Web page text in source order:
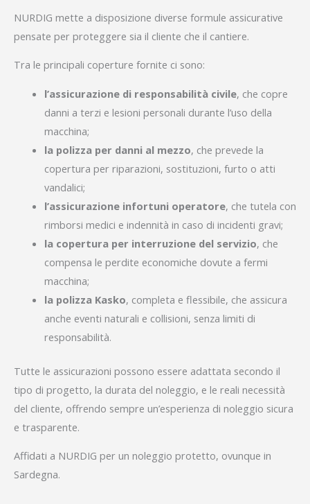
NURDIG mette a disposizione diverse formule assicurative
pensate per proteggere sia il cliente che il cantiere.
Tra le principali coperture fornite ci sono:
l’assicurazione di responsabilità civile, che copre
danni a terzi e lesioni personali durante l’uso della
macchina;
la polizza per danni al mezzo, che prevede la
copertura per riparazioni, sostituzioni, furto o atti
vandalici;
l’assicurazione infortuni operatore, che tutela con
rimborsi medici e indennità in caso di incidenti gravi;
la copertura per interruzione del servizio, che
compensa le perdite economiche dovute a fermi
macchina;
la polizza Kasko, completa e flessibile, che assicura
anche eventi naturali e collisioni, senza limiti di
responsabilità.
Tutte le assicurazioni possono essere adattata secondo il
tipo di progetto, la durata del noleggio, e le reali necessità
del cliente, offrendo sempre un’esperienza di noleggio sicura
e trasparente.
Affidati a NURDIG per un noleggio protetto, ovunque in
Sardegna.